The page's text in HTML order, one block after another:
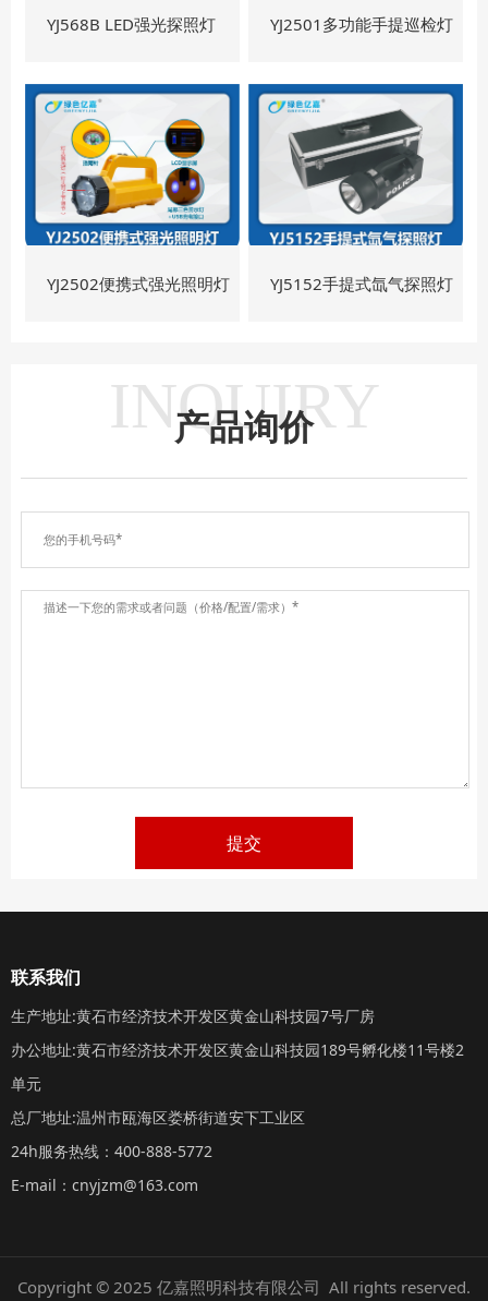
YJ568B LED强光探照灯 YJ2501多功能手提巡检灯
YJ2502便携式强光照明灯 YJ5152手提式氙气探照灯
INQUIRY
产品询价
提交
联系我们
生产地址:黄石市经济技术开发区黄金山科技园7号厂房
办公地址:黄石市经济技术开发区黄金山科技园189号孵化楼11号楼2
单元
总厂地址:温州市瓯海区娄桥街道安下工业区
24h服务热线：400-888-5772
E-mail：cnyjzm@163.com
Copyright © 2025 亿嘉照明科技有限公司 All rights reserved.